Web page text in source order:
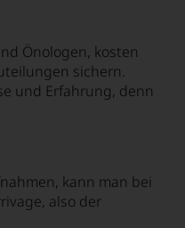
Önologen, kosten
sichern.
und Erfahrung, denn
kann man bei
also der